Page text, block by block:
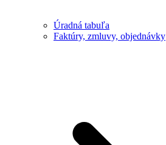
Úradná tabuľa
Faktúry, zmluvy, objednávky